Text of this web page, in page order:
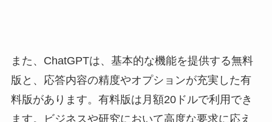
また、ChatGPTは、基本的な機能を提供する無料
版と、応答内容の精度やオプションが充実した有
料版があります。有料版は月額20ドルで利用でき
ます。ビジネスや研究において高度な要求に応え